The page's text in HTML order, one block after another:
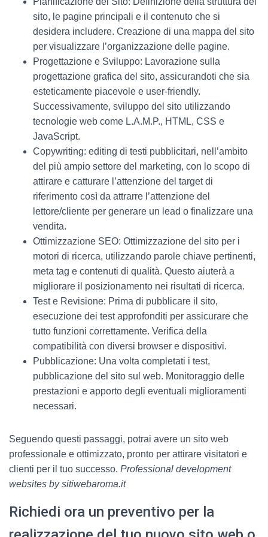
sito, le pagine principali e il contenuto che si
desidera includere. Creazione di una mappa del sito
per visualizzare l’organizzazione delle pagine.
Progettazione e Sviluppo: Lavorazione sulla
progettazione grafica del sito, assicurandoti che sia
esteticamente piacevole e user-friendly.
Successivamente, sviluppo del sito utilizzando
tecnologie web come L.A.M.P., HTML, CSS e
JavaScript.
Copywriting: editing di testi pubblicitari, nell’ambito
del più ampio settore del marketing, con lo scopo di
attirare e catturare l’attenzione del target di
riferimento così da attrarre l’attenzione del
lettore/cliente per generare un lead o finalizzare una
vendita.
Ottimizzazione SEO: Ottimizzazione del sito per i
motori di ricerca, utilizzando parole chiave pertinenti,
meta tag e contenuti di qualità. Questo aiuterà a
migliorare il posizionamento nei risultati di ricerca.
Test e Revisione: Prima di pubblicare il sito,
esecuzione dei test approfonditi per assicurare che
tutto funzioni correttamente. Verifica della
compatibilità con diversi browser e dispositivi.
Pubblicazione: Una volta completati i test,
pubblicazione del sito sul web. Monitoraggio delle
prestazioni e apporto degli eventuali miglioramenti
necessari.
Seguendo questi passaggi, potrai avere un sito web
professionale e ottimizzato, pronto per attirare visitatori e
clienti per il tuo successo. Professional development
websites by sitiwebaroma.it
Richiedi ora un preventivo per la